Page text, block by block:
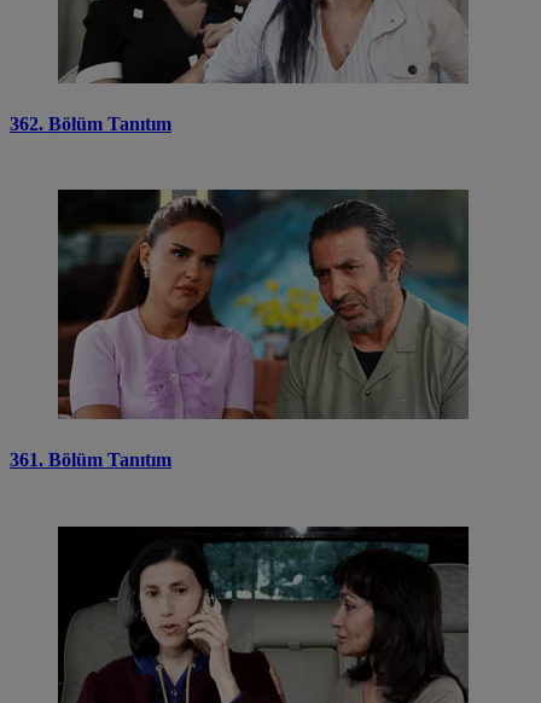
362. Bölüm Tanıtım
361. Bölüm Tanıtım